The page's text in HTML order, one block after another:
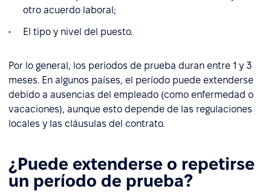
otro acuerdo laboral;
El tipo y nivel del puesto.
Por lo general, los períodos de prueba duran entre 1 y 3
meses. En algunos países, el período puede extenderse
debido a ausencias del empleado (como enfermedad o
vacaciones), aunque esto depende de las regulaciones
locales y las cláusulas del contrato.
¿Puede extenderse o repetirse
un período de prueba?